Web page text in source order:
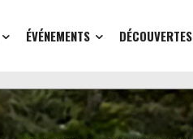
ÉVÉNEMENTS DÉCOUVERTES